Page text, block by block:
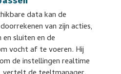
data kan de
van zijn acties,
sluiten en de
vocht af te voeren. Hij
de instellingen realtime